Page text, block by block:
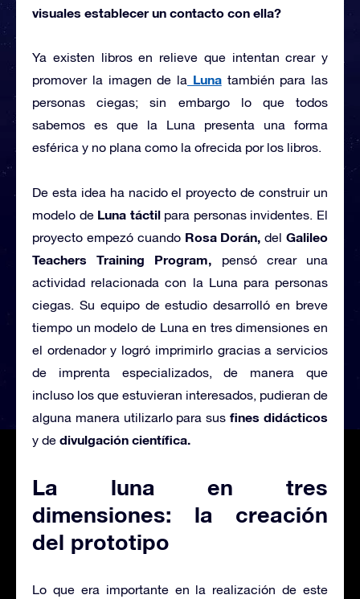
visuales establecer un contacto con ella?
Ya existen libros en relieve que intentan crear y
promover la imagen de la Lunatambién para las
personas ciegas; sin embargo lo que todos
sabemos es que la Luna presenta una forma
esférica y no plana como la ofrecida por los libros.
De esta idea ha nacido el proyecto de construir un
modelo de Luna táctilpara personas invidentes. El
proyecto empezó cuando Rosa Dorán, delGalileo
Teachers Training Program, pensó crear una
actividad relacionada con la Luna para personas
ciegas. Su equipo de estudio desarrolló en breve
tiempo un modelo de Luna en tres dimensiones en
el ordenador y logró imprimirlo gracias a servicios
de imprenta especializados, de manera que
incluso los que estuvieran interesados, pudieran de
alguna manera utilizarlo para susfines didácticos
y de divulgación científica.
La luna en tres
dimensiones: la creación
del prototipo
Lo que era importante en la realización de este